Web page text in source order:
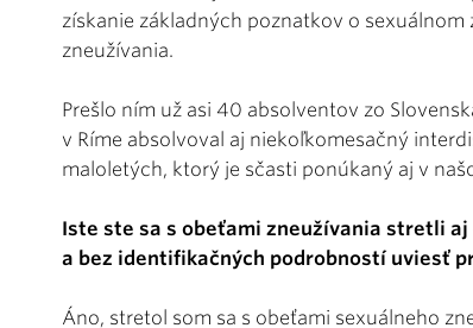
získanie základných poznatkov o
zneužívania.
Prešlo ním už asi 40 absolventov zo
v Ríme absolvoval aj niekoľkomesačný
maloletých, ktorý je sčasti ponúkaný aj v
Iste ste sa s obeťami zneužívania stretli
a bez identifikačných podrobností uviesť
Áno, stretol som sa s obeťami sexuálneho